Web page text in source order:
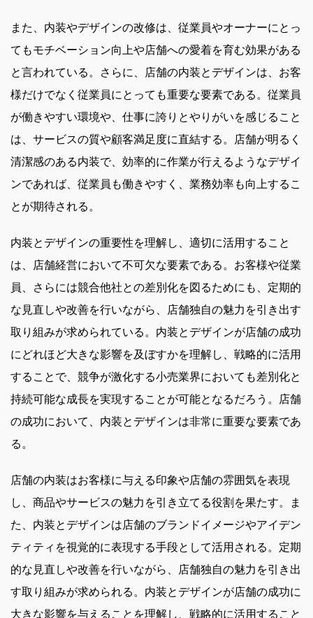
また、内装やデザインの改修は、従業員やオーナーにとっ
てもモチベーション向上や店舗への愛着を育む効果がある
と言われている。さらに、店舗の内装とデザインは、お客
様だけでなく従業員にとっても重要な要素である。従業員
が働きやすい環境や、仕事に誇りとやりがいを感じること
は、サービスの質や顧客満足度に直結する。店舗が明るく
清潔感のある内装で、効率的に作業が行えるようなデザイ
ンであれば、従業員も働きやすく、業務効率も向上するこ
とが期待される。
内装とデザインの重要性を理解し、適切に活用すること
は、店舗経営において不可欠な要素である。お客様や従業
員、さらには競合他社との差別化を図るためにも、定期的
な見直しや改善を行いながら、店舗独自の魅力を引き出す
取り組みが求められている。内装とデザインが店舗の成功
にどれほど大きな影響を及ぼすかを理解し、戦略的に活用
することで、競争が激化する小売業界においても差別化と
持続可能な成長を実現することが可能となるだろう。店舗
の成功において、内装とデザインは非常に重要な要素であ
る。
店舗の内装はお客様に与える印象や店舗の雰囲気を表現
し、商品やサービスの魅力を引き立てる役割を果たす。ま
た、内装とデザインは店舗のブランドイメージやアイデン
ティティを視覚的に表現する手段として活用される。定期
的な見直しや改善を行いながら、店舗独自の魅力を引き出
す取り組みが求められる。内装とデザインが店舗の成功に
大きな影響を与えることを理解し、戦略的に活用すること